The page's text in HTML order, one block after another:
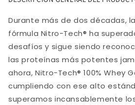
Durante más de dos décadas,
fórmula Nitro-Tech® ha
desafíos y sigue siendo
las proteínas más potentes
ahora, Nitro-Tech® 100% Whey
cumpliendo con ese alto
superamos incansablemente